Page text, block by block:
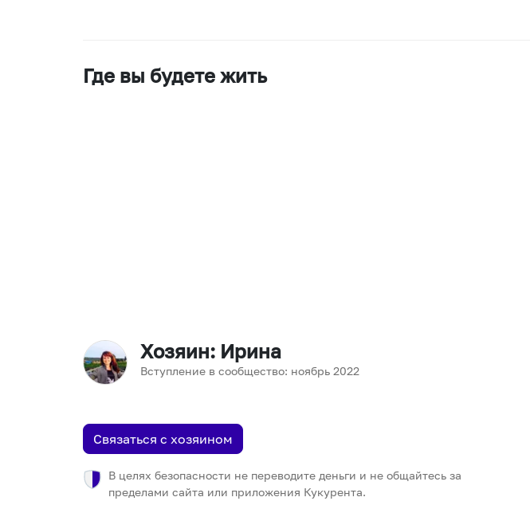
Где вы будете жить
Хозяин: Ирина
Вступление в сообщество: ноябрь 2022
Связаться с хозяином
В целях безопасности не переводите деньги и не общайтесь за
пределами сайта или приложения Кукурента.